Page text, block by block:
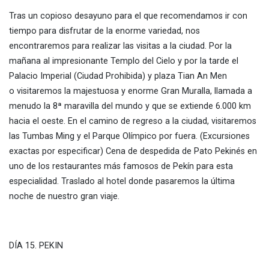
Tras un copioso desayuno para el que recomendamos ir con
tiempo para disfrutar de la enorme variedad, nos
encontraremos para realizar las visitas a la ciudad. Por la
mañana al impresionante Templo del Cielo y por la tarde el
Palacio Imperial (Ciudad Prohibida) y plaza Tian An Men
o visitaremos la majestuosa y enorme Gran Muralla, llamada a
menudo la 8ª maravilla del mundo y que se extiende 6.000 km
hacia el oeste. En el camino de regreso a la ciudad, visitaremos
las Tumbas Ming y el Parque Olímpico por fuera. (Excursiones
exactas por especificar) Cena de despedida de Pato Pekinés en
uno de los restaurantes más famosos de Pekín para esta
especialidad. Traslado al hotel donde pasaremos la última
noche de nuestro gran viaje.
DÍA 15. PEKIN